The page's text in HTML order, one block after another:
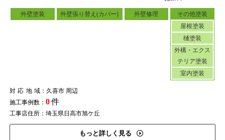
外壁塗装 外壁張り替え(カバー) 外壁修理
その他塗装
屋根塗装
樋塗装
外構・エクス
テリア塗装
室内塗装
対応地域：久喜市 周辺
施工事例数： 0件
工事店住所：埼玉県日高市旭ケ丘
もっと詳しく見る